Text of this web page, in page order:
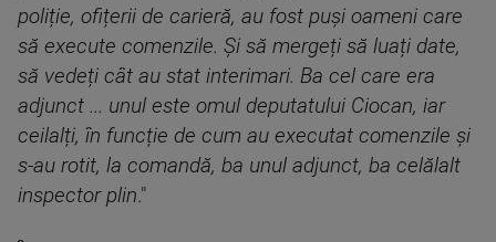
poliție, ofițerii de carieră, au fost puși oameni care
să execute comenzile. Și să mergeți să luați date,
să vedeți cât au stat interimari. Ba cel care era
adjunct ... unul este omul deputatului Ciocan, iar
ceilalți, în funcție de cum au executat comenzile și
s-au rotit, la comandă, ba unul adjunct, ba celălalt
inspector plin."